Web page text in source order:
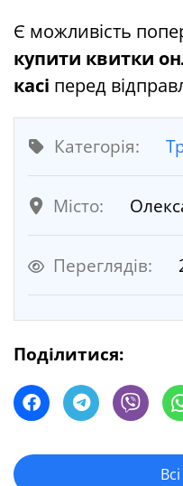
Є можливість
купити квитки
касі перед
Категорія:
Місто:
Переглядів:
Поділитися: